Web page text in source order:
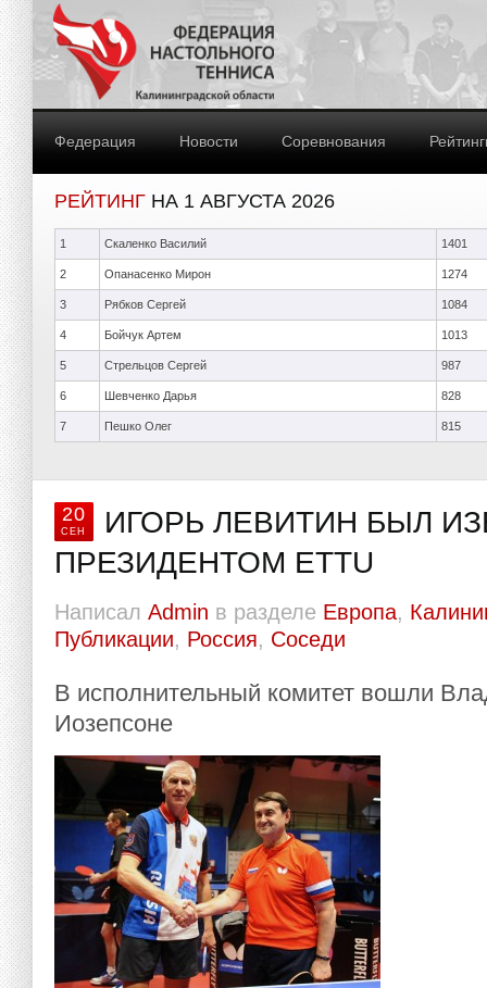
Федерация Новости Соревнования
РЕЙТИНГ НА 1 АВГУСТА 2026
1 Скаленко Василий 1401
2 Опанасенко Мирон 1274
3 Рябков Сергей 1084
4 Бойчук Артем 1013
5 Стрельцов Сергей 987
6 Шевченко Дарья 828
7 Пешко Олег 815
20
СЕН
ИГОРЬ ЛЕВИТИН БЫЛ
ПРЕЗИДЕНТОМ ETTU
Написал Admin в разделе Европа,
Публикации, Россия, Соседи
В исполнительный комитет вошли
Иозепсоне